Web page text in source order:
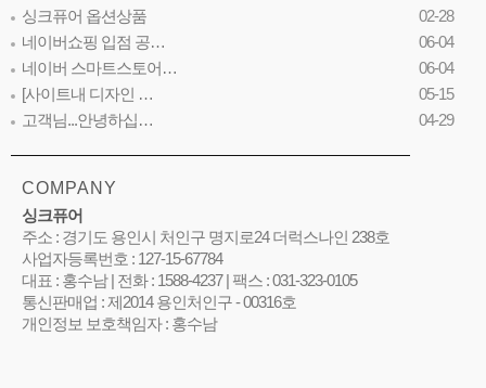
싱크퓨어 옵션상품
02-28
네이버쇼핑 입점 공…
06-04
네이버 스마트스토어…
06-04
[사이트내 디자인 …
05-15
고객님...안녕하십…
04-29
COMPANY
싱크퓨어
주소 : 경기도 용인시 처인구 명지로24 더럭스나인 238호
사업자등록번호 : 127-15-67784
대표 : 홍수남 | 전화 : 1588-4237 | 팩스 : 031-323-0105
통신판매업 : 제2014 용인처인구 - 00316호
개인정보 보호책임자 : 홍수남